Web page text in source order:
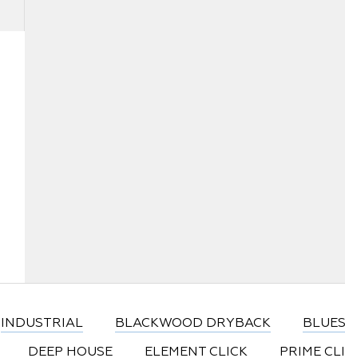
INDUSTRIAL BLACKWOOD DRYBACK BLUES
DEEP HOUSE ELEMENT CLICK PRIME